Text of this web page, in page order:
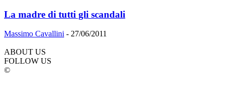
La madre di tutti gli scandali
Massimo Cavallini - 27/06/2011
ABOUT US
FOLLOW US
©